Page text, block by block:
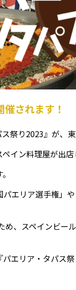
されます！
祭り2023』が、
イン料理屋が出店
エリア選手権」
、スペインビー
エリア・タパス